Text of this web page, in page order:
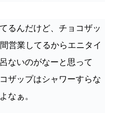
るんだけど、チョコザッ
営業してるからエニタイ
ないのがなーと思って
ザップはシャワーすらな
なぁ。